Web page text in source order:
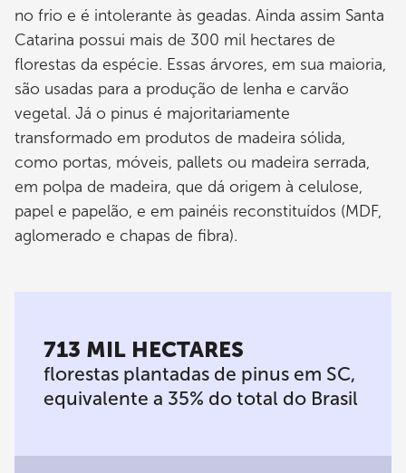
no frio e é intolerante às geadas. Ainda assim Santa
Catarina possui mais de 300 mil hectares de
florestas da espécie. Essas árvores, em sua maioria,
são usadas para a produção de lenha e carvão
vegetal. Já o pinus é majoritariamente
transformado em produtos de madeira sólida,
como portas, móveis, pallets ou madeira serrada,
em polpa de madeira, que dá origem à celulose,
papel e papelão, e em painéis reconstituídos (MDF,
aglomerado e chapas de fibra).
713 MIL HECTARES
florestas plantadas de pinus em SC,
equivalente a 35% do total do Brasil